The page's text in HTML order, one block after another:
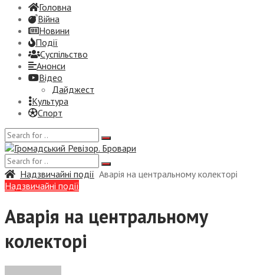
Головна
Війна
Новини
Події
Суспiльство
Анонси
Відео
Дайджест
Культура
Спорт
Надзвичайні події Аварія на центральному колекторі
Надзвичайні події
Аварія на центральному
колекторі